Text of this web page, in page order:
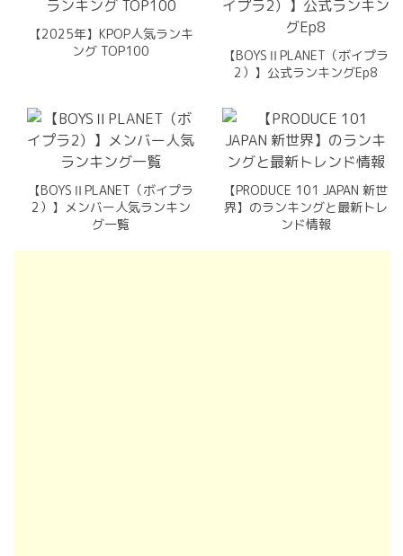
【2025年】KPOP人気ランキ
ング TOP100
【BOYSⅡPLANET（ボイプラ
2）】公式ランキングEp8
【BOYSⅡPLANET（ボイプラ
2）】メンバー人気ランキン
グ一覧
【PRODUCE 101 JAPAN 新世
界】のランキングと最新トレ
ンド情報